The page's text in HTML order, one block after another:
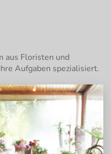
aus Floristen und
Aufgaben spezialisiert.